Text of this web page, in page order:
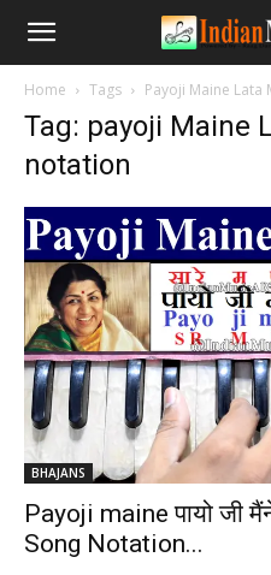
Home Tags Payoji Maine Lata
Tag: payoji Maine
notation
BHAJANS
Payoji maine पायो जी
Song Notation...